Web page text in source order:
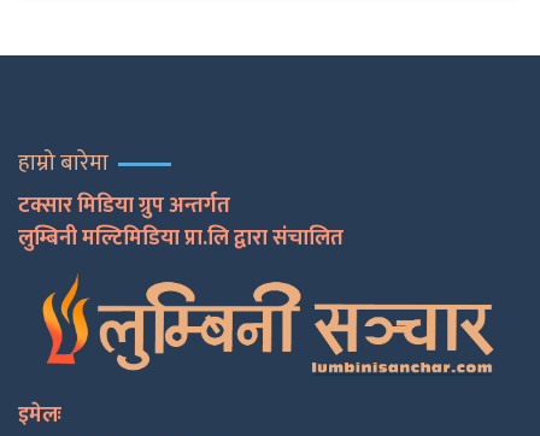
हाम्रो बारेमा
टक्सार मिडिया ग्रुप अन्तर्गत
लुम्बिनी मल्टिमिडिया प्रा.लि द्वारा संचालित
इमेलः